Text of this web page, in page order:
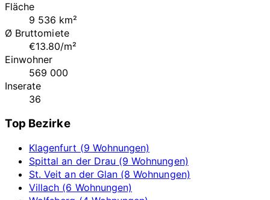
Fläche
9 536 km²
Ø Bruttomiete
€13.80/m²
Einwohner
569 000
Inserate
36
Top Bezirke
Klagenfurt (9 Wohnungen)
Spittal an der Drau (9 Wohnungen)
St. Veit an der Glan (8 Wohnungen)
Villach (6 Wohnungen)